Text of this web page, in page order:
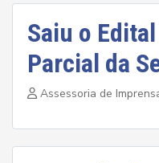
Saiu o
Parcial da
Assessoria de